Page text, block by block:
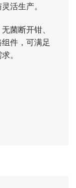
活生产。
菌断开钳、
件，可满足
。